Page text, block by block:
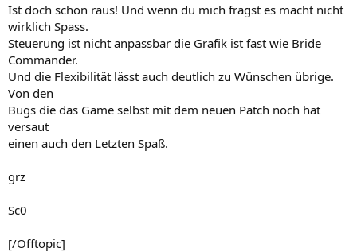
Ist doch schon raus! Und wenn du mich fragst es macht nicht
wirklich Spass.
Steuerung ist nicht anpassbar die Grafik ist fast wie Bride
Commander.
Und die Flexibilität lässt auch deutlich zu Wünschen übrige.
Von den
Bugs die das Game selbst mit dem neuen Patch noch hat
versaut
einen auch den Letzten Spaß.
grz
Sc0
[/Offtopic]